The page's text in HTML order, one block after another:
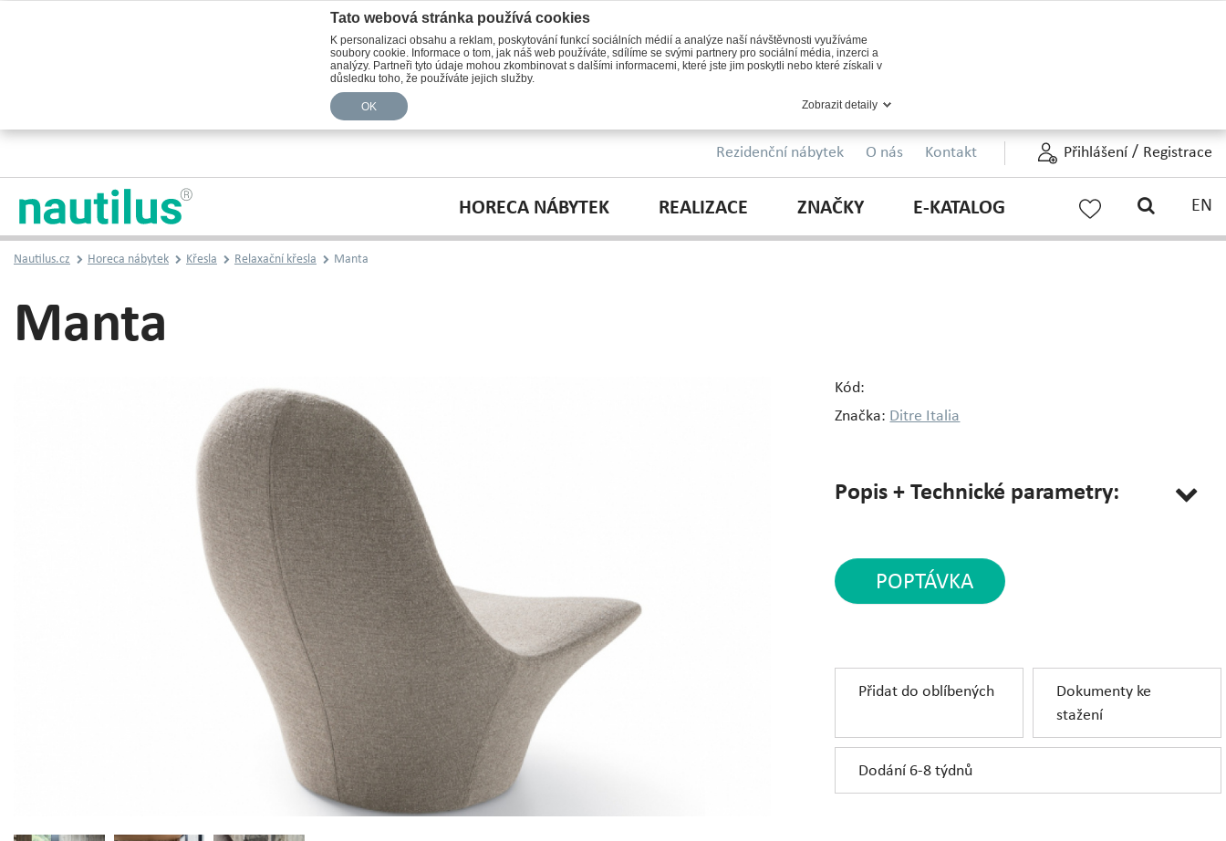
Rezidenční nábytek O nás Kontakt Přihlášení / Registrace
HORECA NÁBYTEK REALIZACE ZNAČKY E-KATALOG EN
Nautilus.cz Horeca nábytek Křesla Relaxační křesla Manta
Manta
Kód:
Značka: Ditre Italia
Popis + Technické parametry:
POPTÁVKA
Přidat do oblíbených
Dokumenty ke
stažení
Dodání 6-8 týdnů
Tato webová stránka používá cookies
K personalizaci obsahu a reklam, poskytování funkcí sociálních médií a analýze naší návštěvnosti využíváme
soubory cookie. Informace o tom, jak náš web používáte, sdílíme se svými partnery pro sociální média, inzerci a
analýzy. Partneři tyto údaje mohou zkombinovat s dalšími informacemi, které jste jim poskytli nebo které získali v
důsledku toho, že používáte jejich služby.
OK Zobrazit detaily